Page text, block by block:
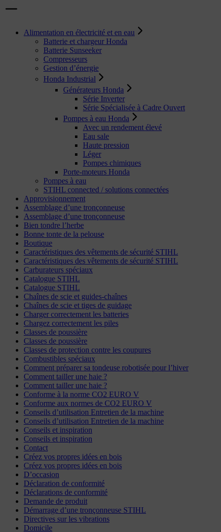
Alimentation en électricité et en eau
Batterie et chargeur Honda
Batterie Sunseeker
Compresseurs
Gestion d’énergie
Honda Industrial
Générateurs Honda
Série Inverter
Série Spécialisée à Cadre Ouvert
Pompes à eau Honda
Avec un rendement élevé
Eau sale
Haute pression
Léger
Pompes chimiques
Porte-moteurs Honda
Pompes à eau
STIHL connected / solutions connectées
Approvisionnement
Assemblage d’une tronçonneuse
Assemblage d’une tronçonneuse
Bien tondre l’herbe
Bonne tonte de la pelouse
Boutique
Caractéristiques des vêtements de sécurité STIHL
Caractéristiques des vêtements de sécurité STIHL
Carburateurs spéciaux
Catalogue STIHL
Catalogue STIHL
Chaînes de scie et guides-chaînes
Chaînes de scie et tiges de guidage
Charger correctement les batteries
Chargez correctement les piles
Classes de poussière
Classes de poussière
Classes de protection contre les coupures
Combustibles spéciaux
Comment préparer sa tondeuse robotisée pour l’hiver
Comment tailler une haie ?
Comment tailler une haie ?
Conforme à la norme CO2 EURO V
Conforme aux normes de CO2 EURO V
Conseils d’utilisation Entretien de la machine
Conseils d’utilisation Entretien de la machine
Conseils et inspiration
Conseils et inspiration
Contact
Créez vos propres idées en bois
Créez vos propres idées en bois
D’occasion
Déclaration de conformité
Déclarations de conformité
Demande de produit
Démarrage d’une tronçonneuse STIHL
Directives sur les vibrations
Domicile